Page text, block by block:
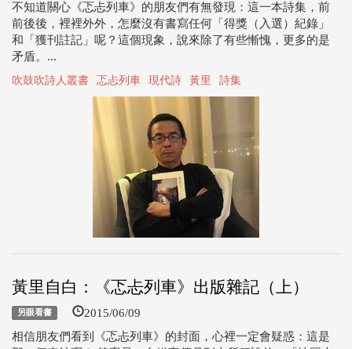
不知道關心《忑忐列車》的朋友們有無發現：這一本詩集，前
前後後，裡裡外外，怎麼沒有書寫任何「得獎（入選）紀錄」
和「獲刊註記」呢？這個現象，說來除了有些慚愧，更多的是
矛盾。...
吹鼓吹詩人叢書 忑忐列車 現代詩 黃里 詩集
黃里自白：《忑忐列車》出版雜記（上）
另眼看書 2015/06/09
相信朋友們看到《忑忐列車》的封面，心裡一定會疑惑：這是